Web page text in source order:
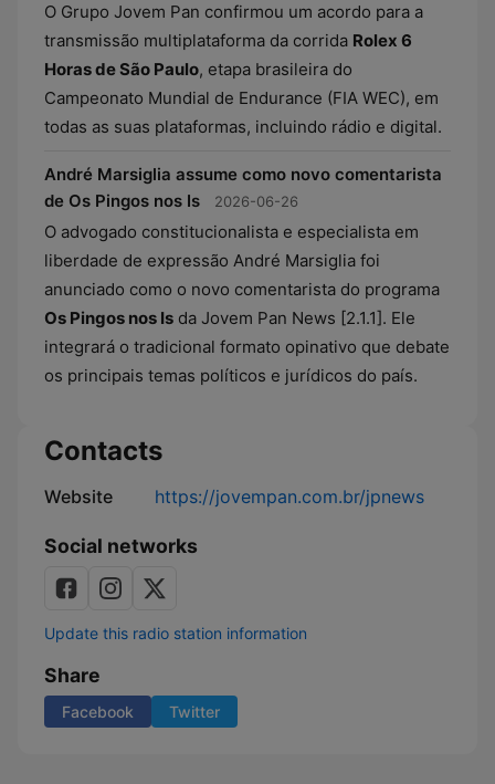
O Grupo Jovem Pan confirmou um acordo para a
transmissão multiplataforma da corrida Rolex 6
Horas de São Paulo, etapa brasileira do
Campeonato Mundial de Endurance (FIA WEC), em
todas as suas plataformas, incluindo rádio e digital.
André Marsiglia assume como novo comentarista
de Os Pingos nos Is
2026-06-26
O advogado constitucionalista e especialista em
liberdade de expressão André Marsiglia foi
anunciado como o novo comentarista do programa
Os Pingos nos Is da Jovem Pan News [2.1.1]. Ele
integrará o tradicional formato opinativo que debate
os principais temas políticos e jurídicos do país.
Contacts
Website https://jovempan.com.br/jpnews
Social networks
Update this radio station information
Share
Facebook Twitter